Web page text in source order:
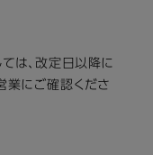
は、改定⽇以降に
業にご確認くださ